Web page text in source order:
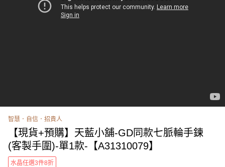
智慧．自信．招貴人
【現貨+預購】天藍小舖-GD同款七脈輪手鍊
(客製手圍)-單1款-【A31310079】
水晶任選3件8折